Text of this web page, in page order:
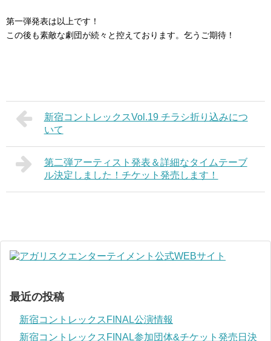
第一弾発表は以上です！
この後も素敵な劇団が続々と控えております。乞うご期待！
新宿コントレックスVol.19 チラシ折り込みにつ
いて
第二弾アーティスト発表＆詳細なタイムテーブ
ル決定しました！チケット発売します！
最近の投稿
新宿コントレックスFINAL公演情報
新宿コントレックスFINAL参加団体&チケット発売日決